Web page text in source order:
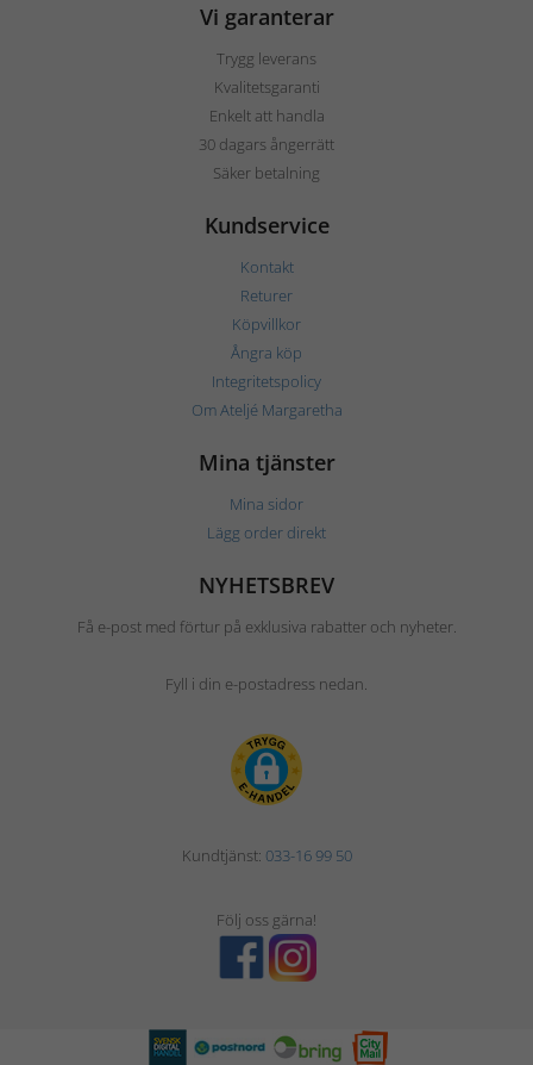
Vi garanterar
Trygg leverans
Kvalitetsgaranti
Enkelt att handla
30 dagars ångerrätt
Säker betalning
Kundservice
Kontakt
Returer
Köpvillkor
Ångra köp
Integritetspolicy
Om Ateljé Margaretha
Mina tjänster
Mina sidor
Lägg order direkt
NYHETSBREV
Få e-post med förtur på exklusiva rabatter och nyheter.
Fyll i din e-postadress nedan.
Kundtjänst: 033-16 99 50
Följ oss gärna!